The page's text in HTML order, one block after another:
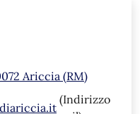
Ariccia (RM)
(Indirizzo